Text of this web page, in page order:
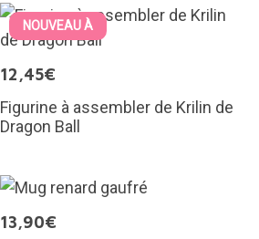
NOUVEAU À
12,45€
Figurine à assembler de Krilin de
Dragon Ball
13,90€